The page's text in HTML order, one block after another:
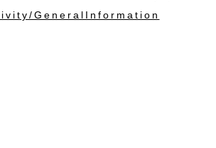
GeneralInformation​